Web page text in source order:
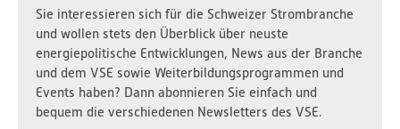
Sie interessieren sich für die Schweizer Strombranche
und wollen stets den Überblick über neuste
energiepolitische Entwicklungen, News aus der Branche
und dem VSE sowie Weiterbildungsprogrammen und
Events haben? Dann abonnieren Sie einfach und
bequem die verschiedenen Newsletters des VSE.